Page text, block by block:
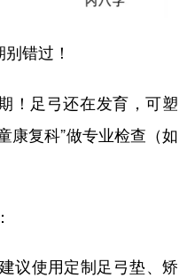
错过！
足弓还在发育，可塑
康复科”做专业检查（如
使用定制足弓垫、矫